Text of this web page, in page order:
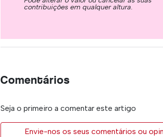
contribuições em qualquer altura.
Comentários
Seja o primeiro a comentar este artigo
Envie-nos os seus comentários ou